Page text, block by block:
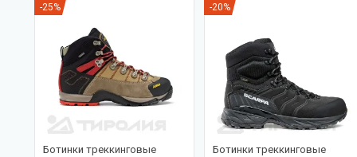
-25%
Ботинки треккинговые
-20%
Ботинки треккинговые